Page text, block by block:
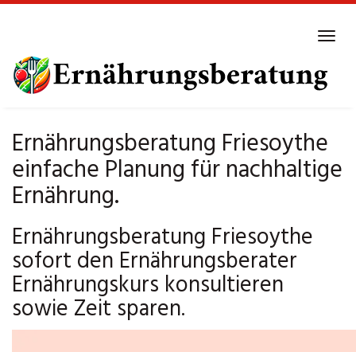
main
content
Ernährungsberatung Friesoythe
einfache Planung für nachhaltige
Ernährung.
Ernährungsberatung Friesoythe
sofort den Ernährungsberater
Ernährungskurs konsultieren
sowie Zeit sparen.